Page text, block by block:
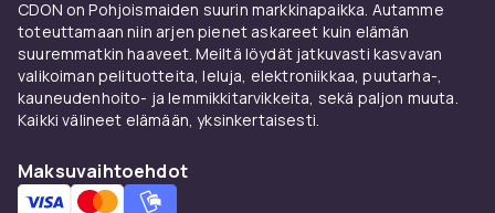
CDON on Pohjoismaiden suurin markkinapaikka. Autamme
toteuttamaan niin arjen pienet askareet kuin elämän
suuremmatkin haaveet. Meiltä löydät jatkuvasti kasvavan
valikoiman pelituotteita, leluja, elektroniikkaa, puutarha-,
kauneudenhoito- ja lemmikkitarvikkeita, sekä paljon muuta.
Kaikki välineet elämään, yksinkertaisesti.
Maksuvaihtoehdot